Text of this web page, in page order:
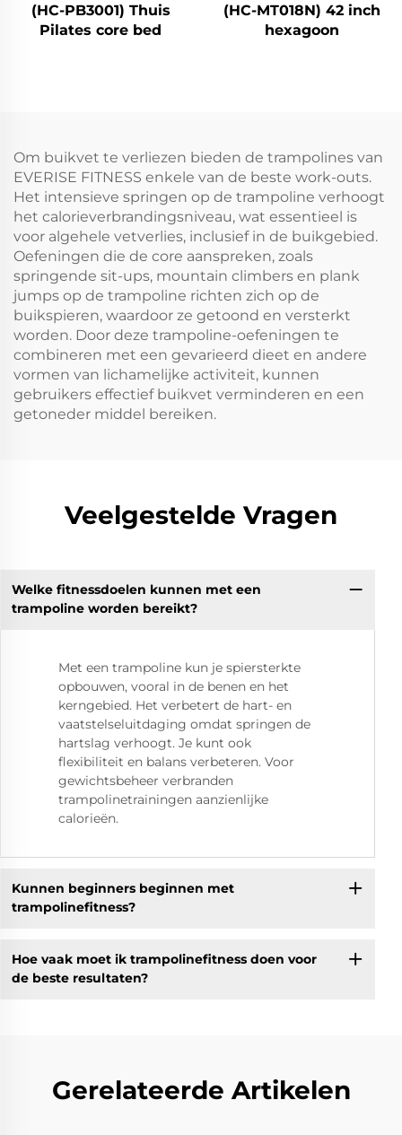
(HC-PB3001) Thuis
Pilates core bed
(HC-MT018N) 42 inch
hexagoon
Om buikvet te verliezen bieden de trampolines van
EVERISE FITNESS enkele van de beste work-outs.
Het intensieve springen op de trampoline verhoogt
het calorieverbrandingsniveau, wat essentieel is
voor algehele vetverlies, inclusief in de buikgebied.
Oefeningen die de core aanspreken, zoals
springende sit-ups, mountain climbers en plank
jumps op de trampoline richten zich op de
buikspieren, waardoor ze getoond en versterkt
worden. Door deze trampoline-oefeningen te
combineren met een gevarieerd dieet en andere
vormen van lichamelijke activiteit, kunnen
gebruikers effectief buikvet verminderen en een
getoneder middel bereiken.
Veelgestelde Vragen
Welke fitnessdoelen kunnen met een
trampoline worden bereikt?
Met een trampoline kun je spiersterkte
opbouwen, vooral in de benen en het
kerngebied. Het verbetert de hart- en
vaatstelseluitdaging omdat springen de
hartslag verhoogt. Je kunt ook
flexibiliteit en balans verbeteren. Voor
gewichtsbeheer verbranden
trampolinetrainingen aanzienlijke
calorieën.
Kunnen beginners beginnen met
trampolinefitness?
Hoe vaak moet ik trampolinefitness doen voor
de beste resultaten?
Gerelateerde Artikelen